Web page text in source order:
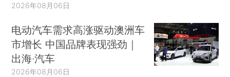
2026年08月06日
电动汽车需求高涨驱动澳洲车
市增长 中国品牌表现强劲｜
出海·汽车
2026年08月06日